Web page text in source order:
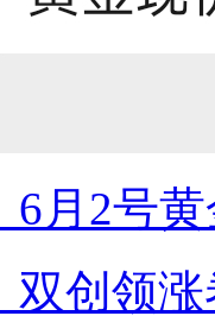
6月2号黄
双创领